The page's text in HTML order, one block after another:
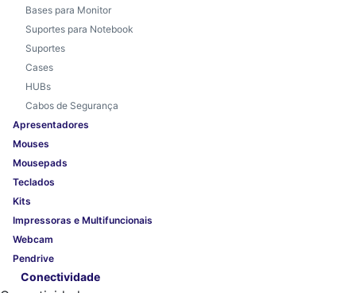
Bases para Monitor
Suportes para Notebook
Suportes
Cases
HUBs
Cabos de Segurança
Apresentadores
Mouses
Mousepads
Teclados
Kits
Impressoras e Multifuncionais
Webcam
Pendrive
Conectividade